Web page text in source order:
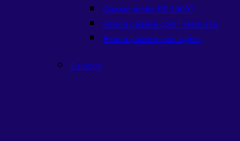
Quanto rende R$ 1000?
Renda passiva com Fiisem alta
Renda passiva com ações
Estudos